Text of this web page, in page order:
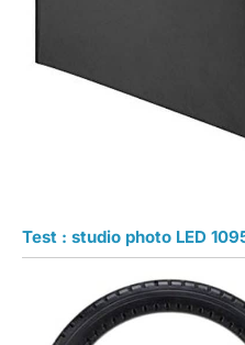
Test : studio photo LED